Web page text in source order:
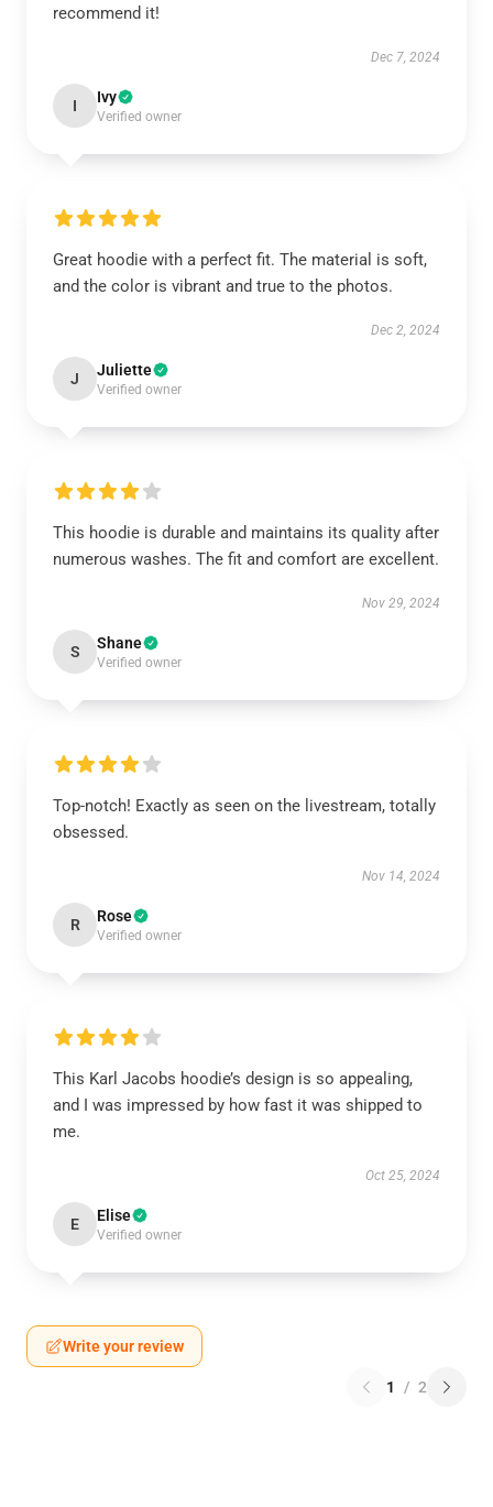
recommend it!
Dec 7, 2024
I Ivy
Verified owner
Great hoodie with a perfect fit. The material is soft,
and the color is vibrant and true to the photos.
Dec 2, 2024
J Juliette
Verified owner
This hoodie is durable and maintains its quality after
numerous washes. The fit and comfort are excellent.
Nov 29, 2024
S Shane
Verified owner
Top-notch! Exactly as seen on the livestream, totally
obsessed.
Nov 14, 2024
R Rose
Verified owner
This Karl Jacobs hoodie’s design is so appealing,
and I was impressed by how fast it was shipped to
me.
Oct 25, 2024
E Elise
Verified owner
Write your review
1 / 2